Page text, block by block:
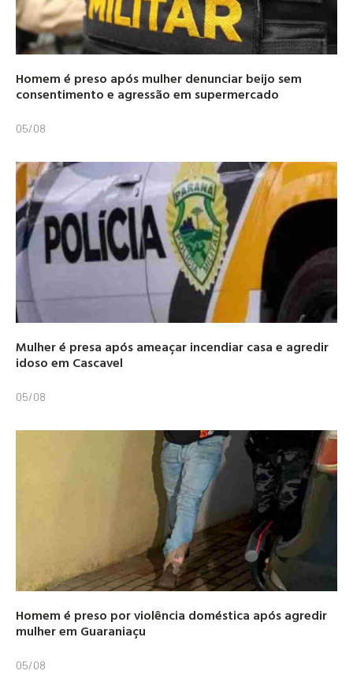
Homem é preso após mulher denunciar beijo sem
consentimento e agressão em supermercado
05/08
Mulher é presa após ameaçar incendiar casa e agredir
idoso em Cascavel
05/08
Homem é preso por violência doméstica após agredir
mulher em Guaraniaçu
05/08